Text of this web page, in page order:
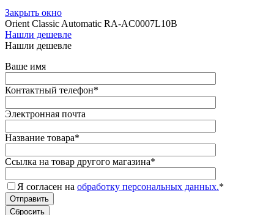
Закрыть окно
Orient Classic Automatic RA-AC0007L10B
Нашли дешевле
Нашли дешевле
Ваше имя
Контактный телефон*
Электронная почта
Название товара*
Ссылка на товар другого магазина*
Я согласен на обработку персональных данных.*